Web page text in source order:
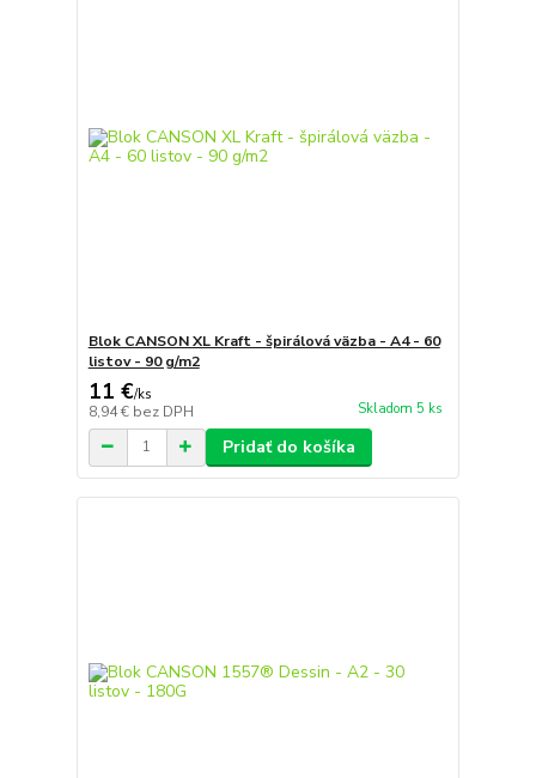
Blok CANSON XL Kraft - špirálová väzba - A4 - 60
listov - 90 g/m2
11 €/ks
8,94 € bez DPH Skladom 5 ks
Pridať do košíka